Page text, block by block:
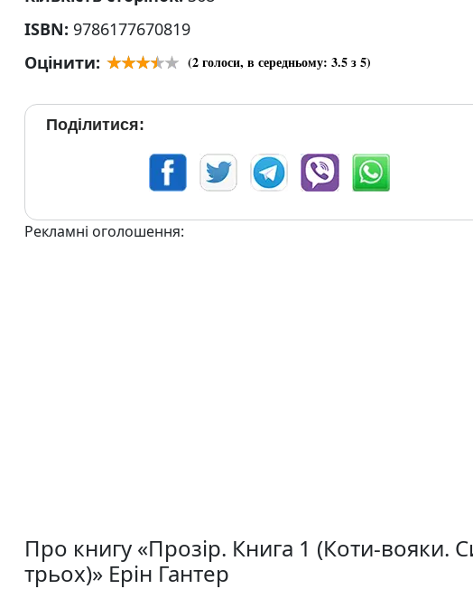
ISBN: 9786177670819
Оцінити:
(2голоси, в середньому: 3.5з 5)
Поділитися:
Рекламні оголошення:
Про книгу «Прозір. Книга 1 (Коти-вояки.
трьох)» Ерін Гантер